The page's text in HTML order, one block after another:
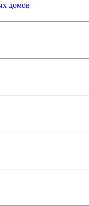
домов